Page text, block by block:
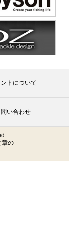
トについて
問い合わせ
章の